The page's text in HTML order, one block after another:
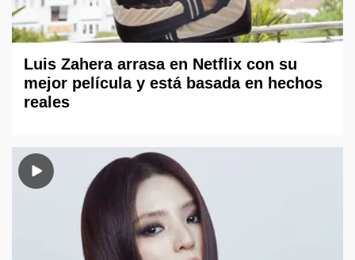
Luis Zahera arrasa en Netflix con su
mejor película y está basada en hechos
reales